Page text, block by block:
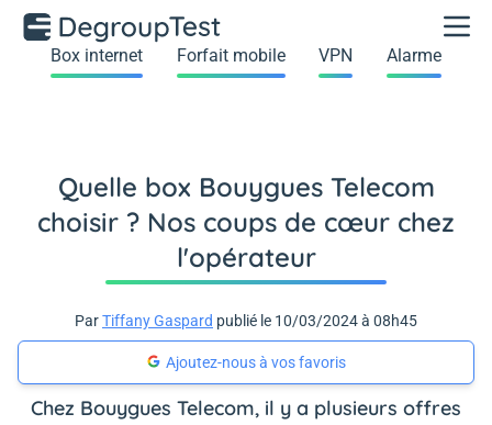
Box internet Forfait mobile VPN Alarme
Quelle box Bouygues Telecom
choisir ? Nos coups de cœur chez
l'opérateur
ParTiffany Gaspard publié le 10/03/2024 à 08h45
Ajoutez-nous à vos favoris
Chez Bouygues Telecom, il y a plusieurs offres